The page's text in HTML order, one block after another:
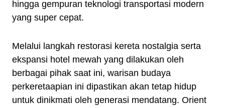
hingga gempuran teknologi transportasi modern
yang super cepat.
Melalui langkah restorasi kereta nostalgia serta
ekspansi hotel mewah yang dilakukan oleh
berbagai pihak saat ini, warisan budaya
perkeretaapian ini dipastikan akan tetap hidup
untuk dinikmati oleh generasi mendatang. Orient